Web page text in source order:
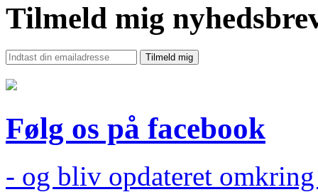
Tilmeld mig
Følg os på facebook
- og bliv opdateret